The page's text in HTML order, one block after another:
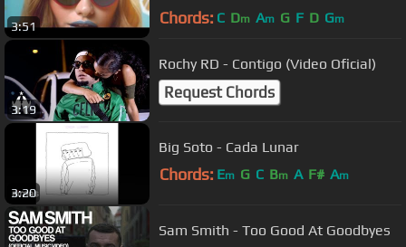
3:51 Chords: C Dm Am G F D Gm
3:19
Rochy RD - Contigo (Video Oficial)
Request Chords
3:20
Big Soto - Cada Lunar
Chords: Em G C Bm A F# Am
Sam Smith - Too Good At Goodbyes